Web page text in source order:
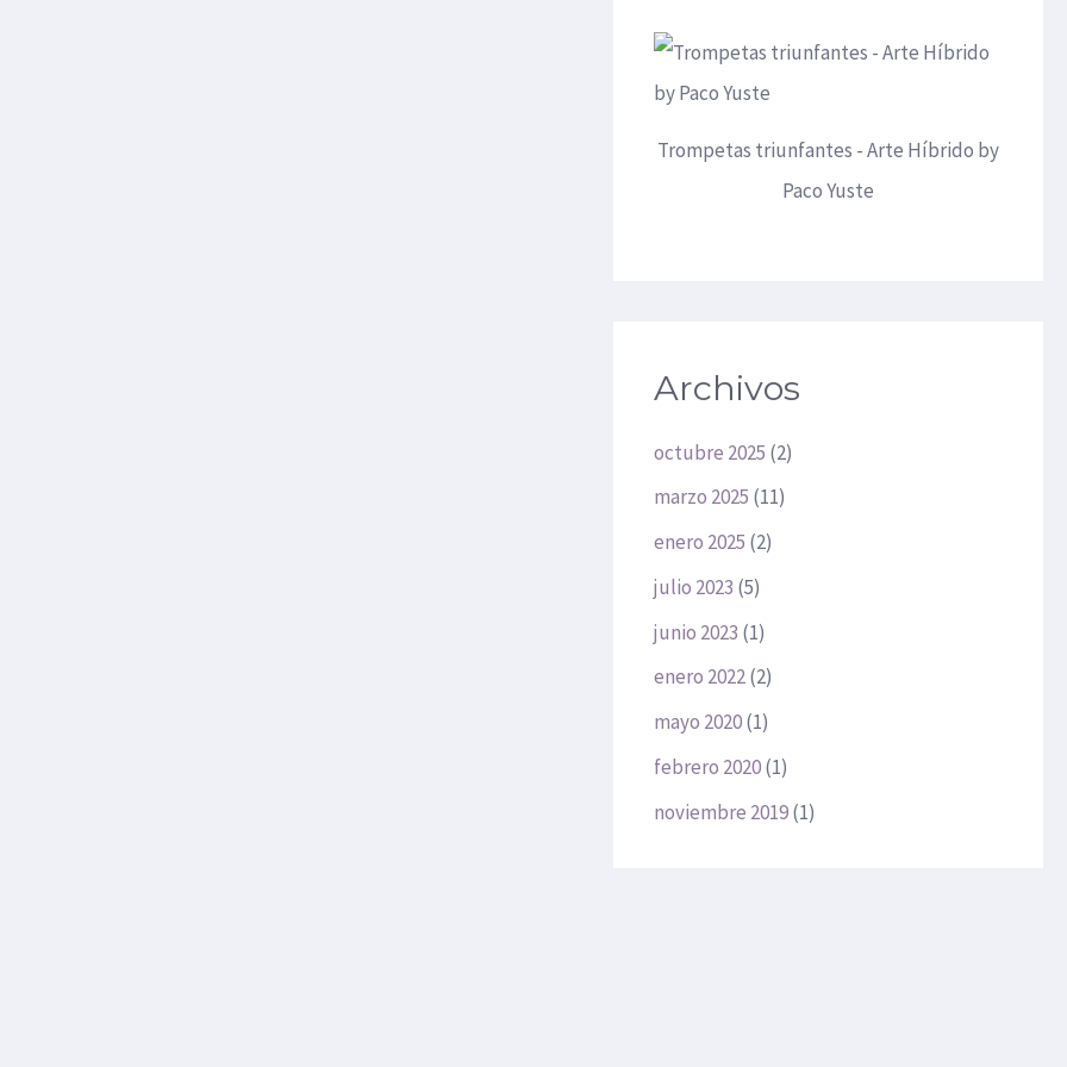
Trompetas triunfantes - Arte Híbrido by
Paco Yuste
Archivos
octubre 2025 (2)
marzo 2025 (11)
enero 2025 (2)
julio 2023 (5)
junio 2023 (1)
enero 2022(2)
mayo 2020(1)
febrero 2020(1)
noviembre 2019(1)